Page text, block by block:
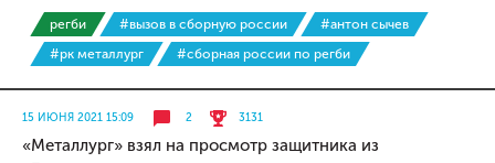
регби #вызов в сборную россии
#антон сычев
#рк металлург
#сборная россии по регби
15 ИЮНЯ 2021 15:09 2 3131
«Металлург» взял на просмотр защитника из